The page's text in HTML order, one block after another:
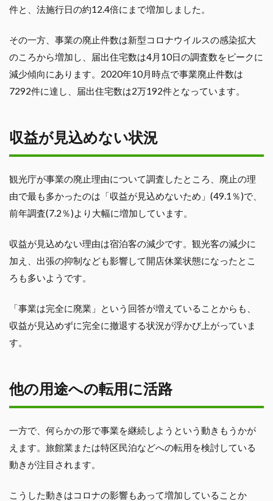
件と、法施行日の約12.4倍にまで増加しました。
その一方、事業の廃止件数は新型コロナウイルスの感染拡大
のころから増加し、届出住宅数は4月10日の調査数をピークに
減少傾向にあります。2020年10月時点で事業廃止件数は
7292件に達し、届出住宅数は2万192件となっています。
収益が見込めない状況
観光庁が事業の廃止理由について調査したところ、廃止の理
由で最も多かったのは「収益が見込めないため」(49.1％)で、
前年調査(7.2％)より大幅に増加しています。
収益が見込めない理由は宿泊客の減少です。観光客の減少に
加え、出張の抑制なども影響して開店休業状態になったとこ
ろも多いようです。
「事業は完全に廃業」という回答が増えていることからも、
収益が見込めずに完全に撤退する状況が浮かび上がっていま
す。
他の用途への転用に活路
一方で、何らかの形で事業を継続しようという動きもうかが
えます。旅館業または特区民泊などへの転用を検討している
動きが注目されます。
こうした動きはコロナの影響もあって増加していることか